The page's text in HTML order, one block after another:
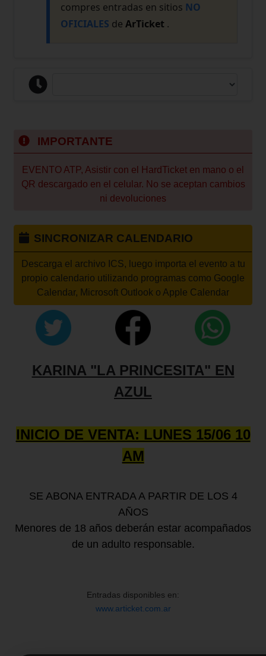
compres entradas en sitios NO
OFICIALES de ArTicket .
IMPORTANTE
EVENTO ATP, Asistir con el HardTicket en mano o el
QR descargado en el celular. No se aceptan cambios
ni devoluciones
SINCRONIZAR CALENDARIO
Descarga el archivo ICS, luego importa el evento a tu
propio calendario utilizando programas como Google
Calendar, Microsoft Outlook o Apple Calendar
KARINA "LA PRINCESITA" EN
AZUL
INICIO DE VENTA: LUNES 15/06 10
AM
SE ABONA ENTRADA A PARTIR DE LOS 4
AÑOS
Menores de 18 años deberán estar acompañados
de un adulto responsable.
Entradas disponibles en:
www.articket.com.ar